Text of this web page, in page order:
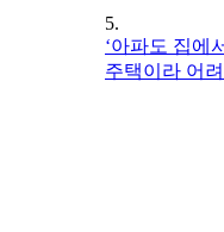
5.
‘아파도 집에
주택이라 어